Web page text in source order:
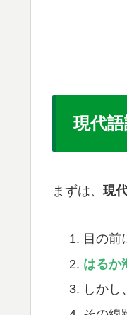
現代語
まずは、 現
目の前
はるか
しかし